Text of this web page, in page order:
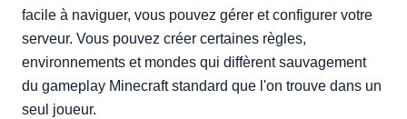
Thème classique
Thème léger
Thème Metrofied
Thème Slick
Désactiver les transitions animées
facile à naviguer, vous pouvez gérer et configurer votre
serveur. Vous pouvez créer certaines règles,
environnements et mondes qui diffèrent sauvagement
du gameplay Minecraft standard que l'on trouve dans un
seul joueur.